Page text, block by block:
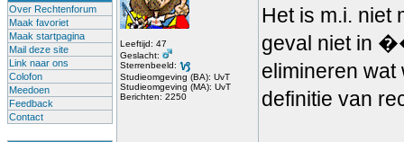
Over Rechtenforum
Maak favoriet
Maak startpagina
Mail deze site
Link naar ons
Colofon
Meedoen
Feedback
Contact
Leeftijd: 47
Geslacht:
Sterrenbeeld:
Studieomgeving (BA): UvT
Studieomgeving (MA): UvT
Berichten: 2250
Het is m.i. niet
geval niet in
elimineren
definitie van